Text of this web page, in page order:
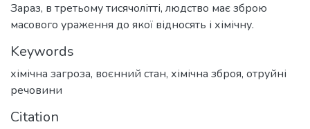
Зараз, в третьому тисячолітті, людство має зброю
масового ураження до якої відносять і хімічну.
Keywords
хімічна загроза, воєнний стан, хімічна зброя, отруйні
речовини
Citation